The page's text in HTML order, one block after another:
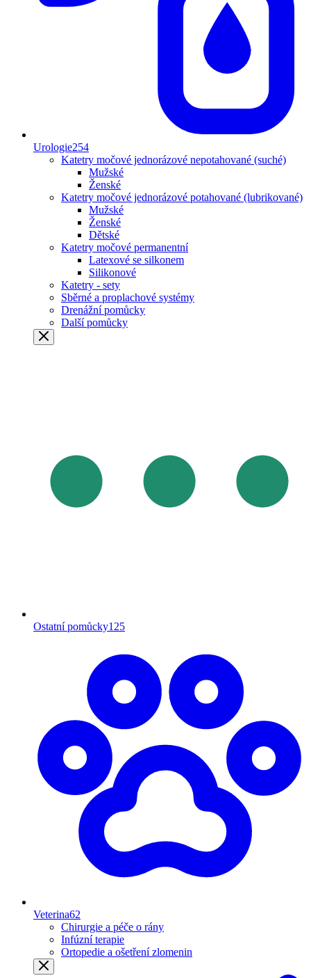
Urologie254
Katetry močové jednorázové nepotahované (suché)
Mužské
Ženské
Katetry močové jednorázové potahované (lubrikované)
Mužské
Ženské
Dětské
Katetry močové permanentní
Latexové se silkonem
Silikonové
Katetry - sety
Sběrné a proplachové systémy
Drenážní pomůcky
Další pomůcky
Ostatní pomůcky125
Veterina62
Chirurgie a péče o rány
Infúzní terapie
Ortopedie a ošetření zlomenin